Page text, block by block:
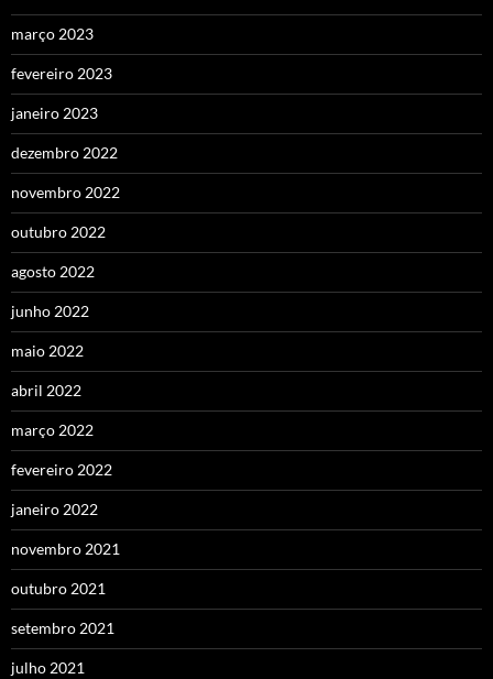
março 2023
fevereiro 2023
janeiro 2023
dezembro 2022
novembro 2022
outubro 2022
agosto 2022
junho 2022
maio 2022
abril 2022
março 2022
fevereiro 2022
janeiro 2022
novembro 2021
outubro 2021
setembro 2021
julho 2021